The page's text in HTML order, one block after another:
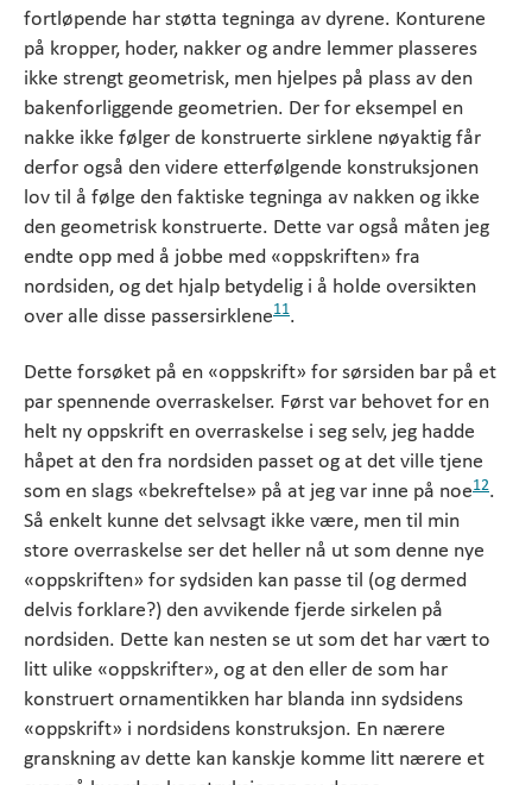
fortløpende har støtta tegninga av dyrene. Konturene
på kropper, hoder, nakker og andre lemmer plasseres
ikke strengt geometrisk, men hjelpes på plass av den
bakenforliggende geometrien. Der for eksempel en
nakke ikke følger de konstruerte sirklene nøyaktig får
derfor også den videre etterfølgende konstruksjonen
lov til å følge den faktiske tegninga av nakken og ikke
den geometrisk konstruerte. Dette var også måten jeg
endte opp med å jobbe med «oppskriften» fra
nordsiden, og det hjalp betydelig i å holde oversikten
over alle disse passersirklene11
Dette forsøket på en «oppskrift» for sørsiden bar på et
par spennende overraskelser. Først var behovet for en
helt ny oppskrift en overraskelse i seg selv, jeg hadde
håpet at den fra nordsiden passet og at det ville tjene
som en slags «bekreftelse» på at jeg var inne på noe12.
Så enkelt kunne det selvsagt ikke være, men til min
store overraskelse ser det heller nå ut som denne nye
«oppskriften» for sydsiden kan passe til (og dermed
delvis forklare?) den avvikende fjerde sirkelen på
nordsiden. Dette kan nesten se ut som det har vært to
litt ulike «oppskrifter», og at den eller de som har
konstruert ornamentikken har blanda inn sydsidens
«oppskrift» i nordsidens konstruksjon. En nærere
granskning av dette kan kanskje komme litt nærere et